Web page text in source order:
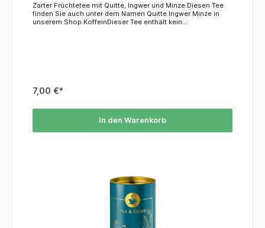
Zarter Früchtetee mit Quitte, Ingwer und Minze.Diesen Tee
finden Sie auch unter dem Namen Quitte Ingwer Minze in
unserem Shop.KoffeinDieser Tee enthält kein
7,00 €*
In den Warenkorb